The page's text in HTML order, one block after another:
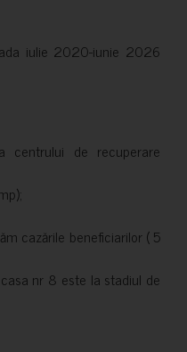
iulie 2020-iunie 2026
centrului de recuperare
cazările beneficiarilor ( 5
nr 8 este la stadiul de